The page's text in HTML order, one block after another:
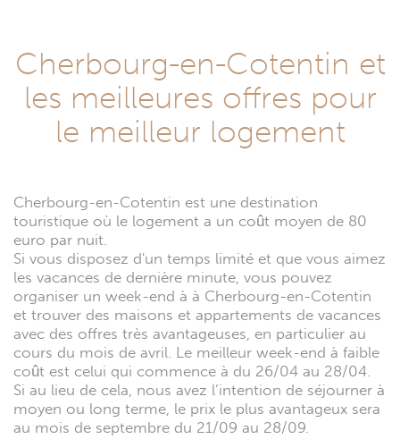
Cherbourg-en-Cotentin et
les meilleures offres pour
le meilleur logement
Cherbourg-en-Cotentin est une destination
touristique où le logement a un coût moyen de 80
euro par nuit.
Si vous disposez d'un temps limité et que vous aimez
les vacances de dernière minute, vous pouvez
organiser un week-end à à Cherbourg-en-Cotentin
et trouver des maisons et appartements de vacances
avec des offres très avantageuses, en particulier au
cours du mois de avril. Le meilleur week-end à faible
coût est celui qui commence à du 26/04 au 28/04.
Si au lieu de cela, nous avez l’intention de séjourner à
moyen ou long terme, le prix le plus avantageux sera
au mois de septembre du 21/09 au 28/09.